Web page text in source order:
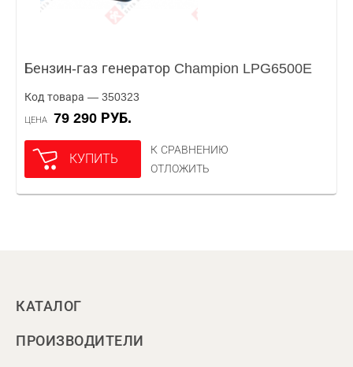
Бензин-газ генератор Champion LPG6500E
Код товара — 350323
ЦЕНА 79 290 РУБ.
КУПИТЬ
К СРАВНЕНИЮ
ОТЛОЖИТЬ
КАТАЛОГ
ПРОИЗВОДИТЕЛИ